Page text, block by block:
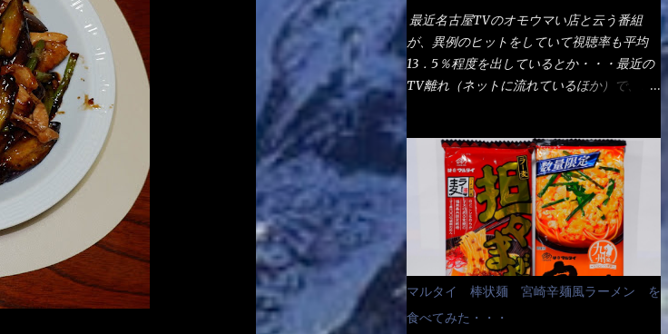
大しか食べていないからね、得がどれくらい
の満腹度になるのか？ この得サイズの木桶
は、銭湯で使う洗い桶サイズだなぁ～ この
木桶サイズに、満々と湯が注がれていたら食
これなら茹で上がった直後のままで、食べ進
められるじゃないか！ 別皿で、葱と天かす
を満タンに用意して、山葵も2つ。 それに湯
が無い利点として、汁が薄まらない！ これ
だよ、これ！！ 湯があると、うどんと共に
汁の方へ湯までも入ってしまう。つまりラー
メンの麺にスープが絡む現象ですな。 結
局、伸びずに汁も薄らむこともなく・・最後
の方で＜だし汁＞を少し追加しました。 腹
進目的）などの世界でしょう。 要は、ゴマ
スリ・・・てな感じかな。 丸亀製麺と云え
ば、大阪誕生→全国区（北海道と沖縄は？）
へ広がった、讃岐饂飩チェーン店大手といっ
舗に寄って違う！と云う人も居るらしい・・
そんな大手讃岐饂飩チェーン店と関係がある
のか？ 箱詰め乾麺！ このパッケージから
すれば、間違いなく贈答用目的でしょう。
そんな贈答用箱詰め饂飩・・・またもやメガ
ドンキで発見し購入！ 中身は、この様な状
態です。 乾麺の束が6束／一パックになって
おり、それが3袋入りです。 18束入りという
わけですね！900ｇの容量となり、1束／50
最近名古屋TVのオモウマい店と云う番組
が、異例のヒットをしていて視聴率も平均
13．5％程度を出しているとか・・・最近の
TV離れ（ネットに流れているほか）で、こ
あった！ とんかつ赤城！ 老齢の女性がメ
インで調理場を仕切、老齢の男性が脇をサポ
ートし最近は若い女性がオーダーや片付けを
担当している。 まずはこれを見て欲しい！
カウンターに置かれた＜お皿＞である。 直
ぐに気づいたでしょう！ 何かキャベツが山
じゃないか！？ ハイ、山です。 これが標
準なのです。 普通のとんかつ屋のキャベツ
と比べたら、10人前ほどあるか？ 値段的に
マルタイ 棒状麺 宮崎辛麺風ラーメン を
食べてみた・・・